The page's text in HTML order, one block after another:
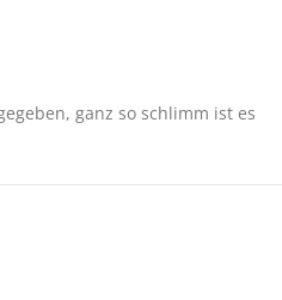
ganz so schlimm ist es